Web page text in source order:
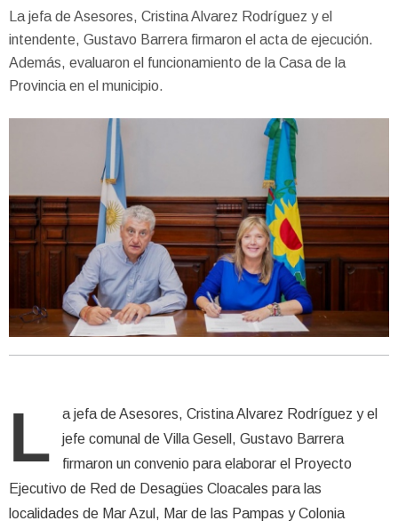
La jefa de Asesores, Cristina Alvarez Rodríguez y el
intendente, Gustavo Barrera firmaron el acta de ejecución.
Además, evaluaron el funcionamiento de la Casa de la
Provincia en el municipio.
L
a jefa de Asesores, Cristina Alvarez Rodríguez y el
jefe comunal de Villa Gesell, Gustavo Barrera
firmaron un convenio para elaborar el Proyecto
Ejecutivo de Red de Desagües Cloacales para las
localidades de Mar Azul, Mar de las Pampas y Colonia